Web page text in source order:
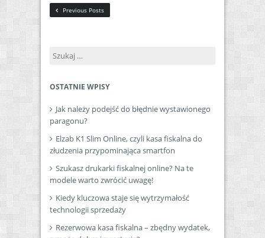
Previous Posts
Szukaj:
OSTATNIE WPISY
Jak należy podejść do błędnie wystawionego
paragonu?
Elzab K1 Slim Online, czyli kasa fiskalna do
złudzenia przypominająca smartfon
Szukasz drukarki fiskalnej online? Na te
modele warto zwrócić uwagę!
Kiedy kluczowa staje się wytrzymałość
technologii sprzedaży
Rezerwowa kasa fiskalna – zbędny wydatek,